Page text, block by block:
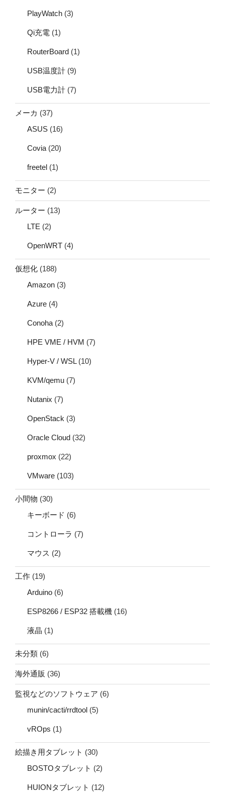
PlayWatch (3)
Qi充電 (1)
RouterBoard (1)
USB温度計 (9)
USB電力計 (7)
メーカ (37)
ASUS (16)
Covia (20)
freetel (1)
モニター (2)
ルーター (13)
LTE (2)
OpenWRT (4)
仮想化 (188)
Amazon (3)
Azure (4)
Conoha (2)
HPE VME / HVM (7)
Hyper-V / WSL(10)
KVM/qemu (7)
Nutanix (7)
OpenStack (3)
Oracle Cloud (32)
proxmox (22)
VMware (103)
小間物 (30)
キーボード (6)
コントローラ (7)
マウス (2)
工作 (19)
Arduino (6)
ESP8266 / ESP32 搭載機 (16)
液晶 (1)
未分類 (6)
海外通販 (36)
監視などのソフトウェア (6)
munin/cacti/rrdtool (5)
vROps (1)
絵描き用タブレット (30)
BOSTOタブレット (2)
HUIONタブレット (12)